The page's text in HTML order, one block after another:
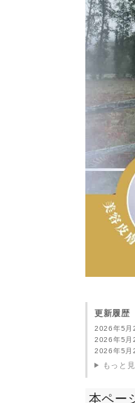
更新履歴
2026年5月
2026年5月
2026年5月
もっと
本ペー